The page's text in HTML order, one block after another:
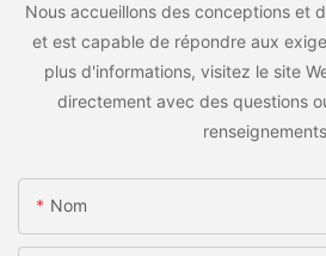
Nous accueillons des conceptions et
et est capable de répondre aux
plus d'informations, visitez le site
directement avec des questions
Nom